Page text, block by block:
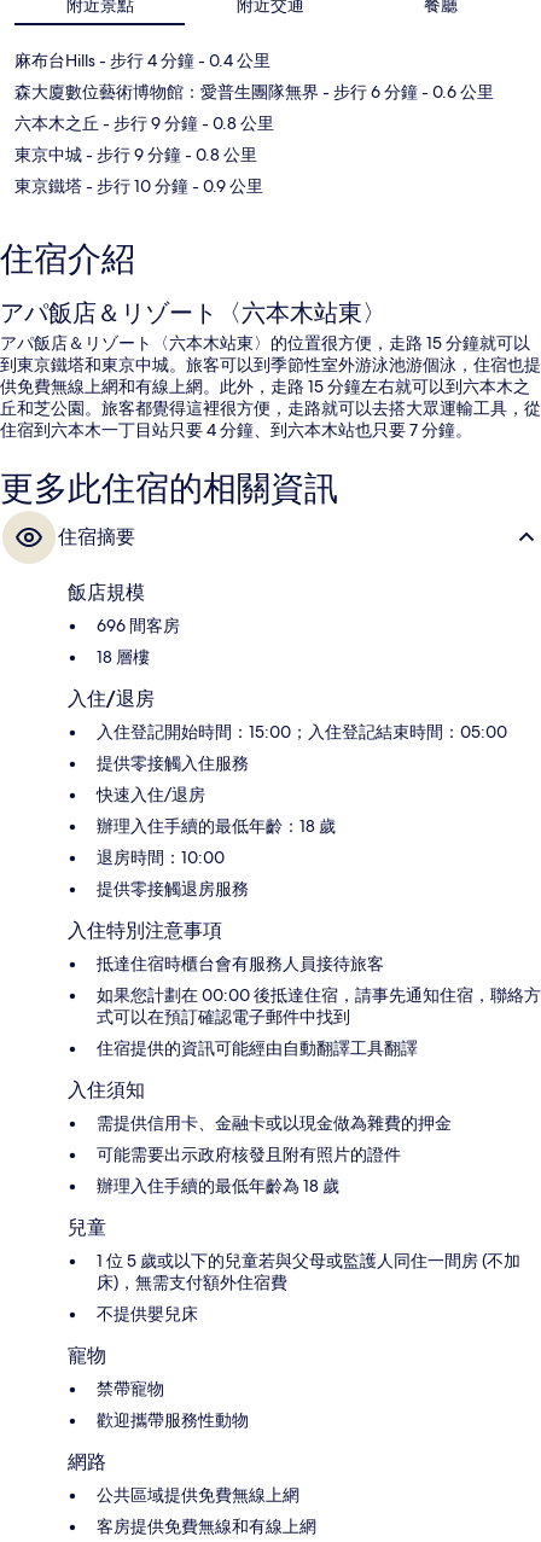
附近景點 附近交通 餐廳
麻布台Hills- 步行 4 分鐘- 0.4 公里
森大廈數位藝術博物館：愛普生團隊無界 - 步行 6 分鐘- 0.6 公里
六本木之丘 - 步行 9 分鐘- 0.8 公里
東京中城- 步行 9 分鐘- 0.8 公里
東京鐵塔- 步行 10 分鐘- 0.9 公里
住宿介紹
アパ飯店＆リゾート〈六本木站東〉
アパ飯店＆リゾート〈六本木站東〉的位置很方便，走路 15 分鐘就可以
到東京鐵塔和東京中城。旅客可以到季節性室外游泳池游個泳，住宿也提
供免費無線上網和有線上網。此外，走路 15 分鐘左右就可以到六本木之
丘和芝公園。旅客都覺得這裡很方便，走路就可以去搭大眾運輸工具，從
住宿到六本木一丁目站只要 4 分鐘、到六本木站也只要 7 分鐘。
更多此住宿的相關資訊
住宿摘要
飯店規模
696 間客房
18 層樓
入住/退房
入住登記開始時間：15:00；入住登記結束時間：05:00
提供零接觸入住服務
快速入住/退房
辦理入住手續的最低年齡：18 歲
退房時間：10:00
提供零接觸退房服務
入住特別注意事項
抵達住宿時櫃台會有服務人員接待旅客
如果您計劃在 00:00 後抵達住宿，請事先通知住宿，聯絡方
式可以在預訂確認電子郵件中找到
住宿提供的資訊可能經由自動翻譯工具翻譯
入住須知
需提供信用卡、金融卡或以現金做為雜費的押金
可能需要出示政府核發且附有照片的證件
辦理入住手續的最低年齡為 18 歲
兒童
1 位 5 歲或以下的兒童若與父母或監護人同住一間房 (不加
床)，無需支付額外住宿費
不提供嬰兒床
寵物
禁帶寵物
歡迎攜帶服務性動物
網路
公共區域提供免費無線上網
客房提供免費無線和有線上網